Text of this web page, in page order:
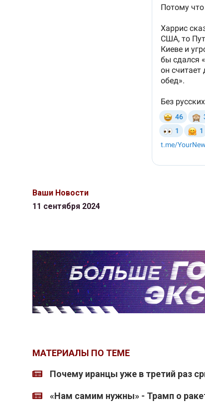
Ваши Новости
11 сентября 2024
МАТЕРИАЛЫ ПО ТЕМЕ
Почему иранцы уже в третий раз
«Нам самим нужны» - Трамп о